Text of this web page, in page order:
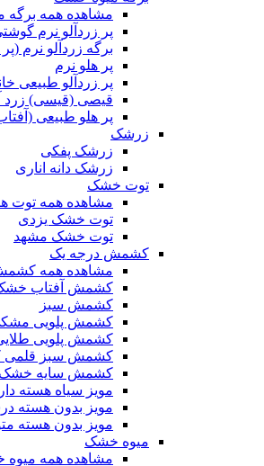
مشاهده همه
پر زردآلو نرم
برگه زردآلو نرم
پر هلو نرم
پر زردآلو طبیعی
قیصی (قیسی) زرد
پر هلو طبیعی
زرشک
زرشک پفکی
زرشک دانه اناری
توت خشک
مشاهده همه توت
توت خشک یزدی
توت خشک مشهد
کشمش درجه یک
مشاهده همه
کشمش آفتاب
کشمش سبز
کشمش پلویی
کشمش پلویی
کشمش سبز قلمی
کشمش سایه خشک
مویز سیاه هسته دار
مویز بدون هسته
مویز بدون هسته
میوه خشک
مشاهده همه میوه